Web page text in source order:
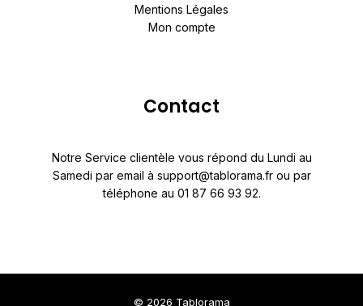
Mentions Légales
Mon compte
Contact
Notre Service clientèle vous répond du Lundi au
Samedi par email à support@tablorama.fr ou par
téléphone au 01 87 66 93 92.
© 2026 Tablorama